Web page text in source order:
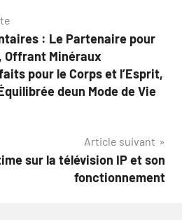
: Le Partenaire pour
Offrant Minéraux
pour le Corps et l’Esprit,
deun Mode de Vie
Article suivant
sur la télévision IP et son
fonctionnement